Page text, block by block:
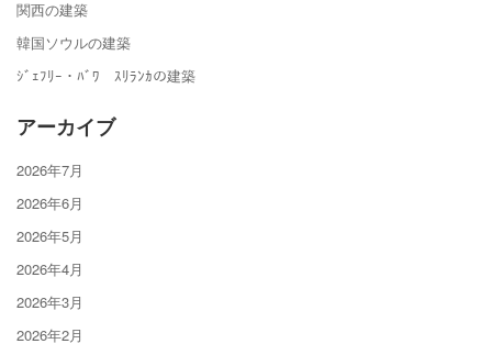
関西の建築
韓国ソウルの建築
ｼﾞｪﾌﾘｰ・ﾊﾞﾜ ｽﾘﾗﾝｶの建築
アーカイブ
2026年7月
2026年6月
2026年5月
2026年4月
2026年3月
2026年2月